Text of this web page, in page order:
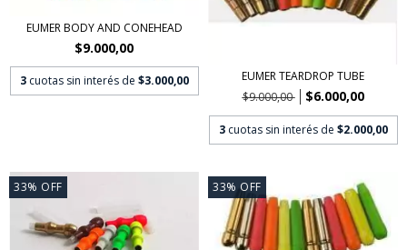
EUMER BODY AND CONEHEAD
$9.000,00
3 cuotas sin interés de $3.000,00
EUMER TEARDROP TUBE
$9.000,00
$6.000,00
3 cuotas sin interés de $2.000,00
33% OFF 33% OFF